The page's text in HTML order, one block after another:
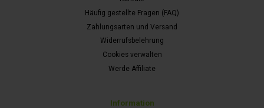
Häufig gestellte Fragen (FAQ)
Zahlungsarten und Versand
Widerrufsbelehrung
Cookies verwalten
Werde Affiliate
Information